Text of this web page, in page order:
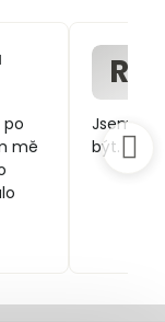
mě
R
Jsem
být.